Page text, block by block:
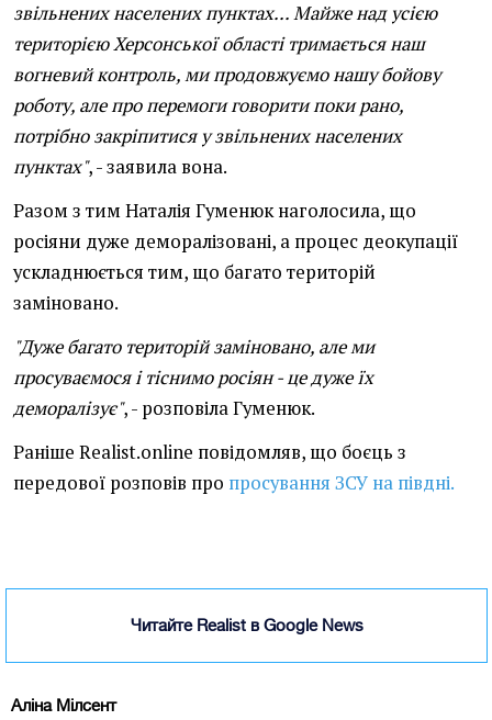
звільнених населених пунктах... Майже над усією
територією Херсонської області тримається наш
вогневий контроль, ми продовжуємо нашу бойову
роботу, але про перемоги говорити поки рано,
потрібно закріпитися у звільнених населених
пунктах", - заявила вона.
Разом з тим Наталія Гуменюк наголосила, що
росіяни дуже деморалізовані, а процес деокупації
ускладнюється тим, що багато територій
заміновано.
"Дуже багато територій заміновано, але ми
просуваємося і тіснимо росіян - це дуже їх
деморалізує", - розповіла Гуменюк.
Раніше Realist.online повідомляв, що боєць з
передової розповів про просування ЗСУ на півдні.
Читайте Realist в Google News
Аліна Мілсент